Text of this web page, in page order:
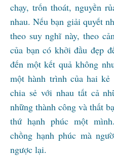
chạy, trốn thoát, nguyền
nhau. Nếu bạn giải quyết
theo suy nghĩ này, theo
của bạn có khởi đầu đẹp
đến một kết quả không
một hành trình của hai kẻ
chia sẻ với nhau tất cả
những thành công và thất
thứ hạnh phúc một
chồng hạnh phúc mà
ngược lại.